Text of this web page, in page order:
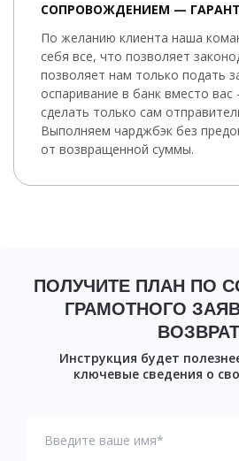
СОПРОВОЖДЕНИЕМ —
По желанию клиента наша
себя все, что позволяет
позволяет нам только подать
оспаривание в банк вместо
сделать только сам
Выполняем чарджбэк без
от возвращенной суммы.
ПОЛУЧИТЕ ПЛАН ПО
ГРАМОТНОГО
ВОЗВРАТ
Инструкция будет
ключевые сведения о